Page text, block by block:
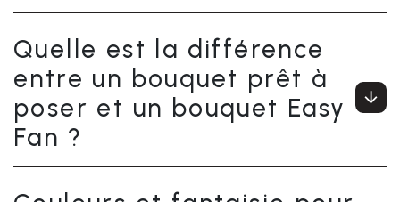
Quelle est la différence
entre un bouquet prêt à
poser et un bouquet Easy
Fan ?